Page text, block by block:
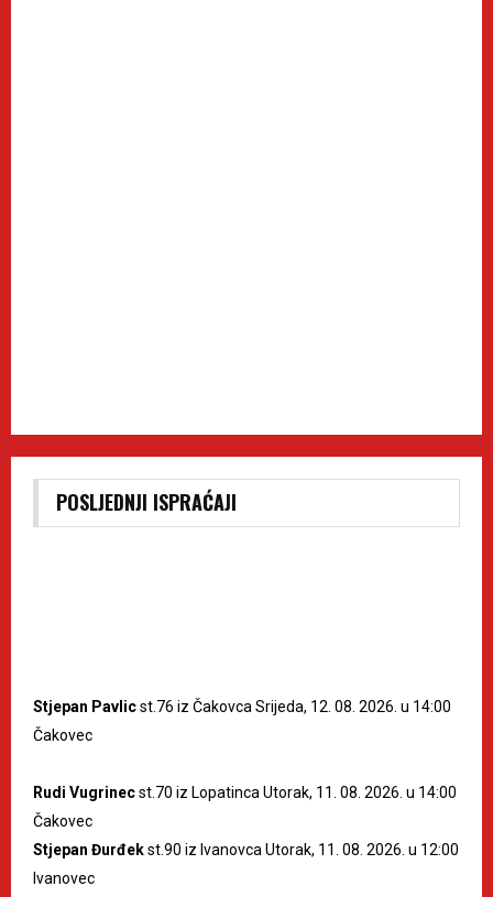
POSLJEDNJI ISPRAĆAJI
Stjepan Pavlicst.76 iz Čakovca Srijeda, 12. 08. 2026. u 14:00
Čakovec
Rudi Vugrinecst.70 iz Lopatinca Utorak, 11. 08. 2026. u 14:00
Čakovec
Stjepan Đurđekst.90 iz Ivanovca Utorak, 11. 08. 2026. u 12:00
Ivanovec